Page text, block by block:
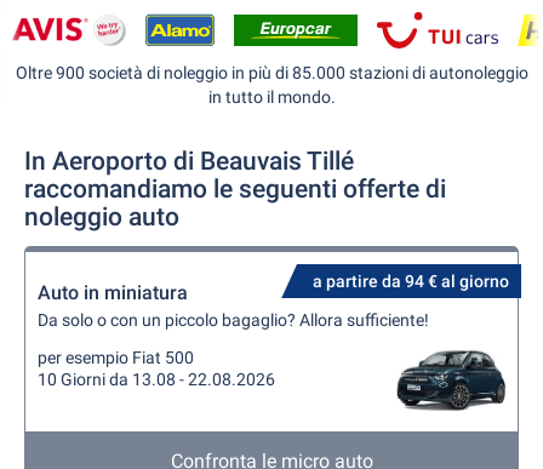
Oltre 900 società di noleggio in più di 85.000 stazioni di autonoleggio
in tutto il mondo.
In Aeroporto di Beauvais Tillé
raccomandiamo le seguenti offerte di
noleggio auto
a partire da 94 € al giorno
Auto in miniatura
Da solo o con un piccolo bagaglio? Allora sufficiente!
per esempio Fiat 500
10 Giorni da 13.08 - 22.08.2026
Confronta le micro auto